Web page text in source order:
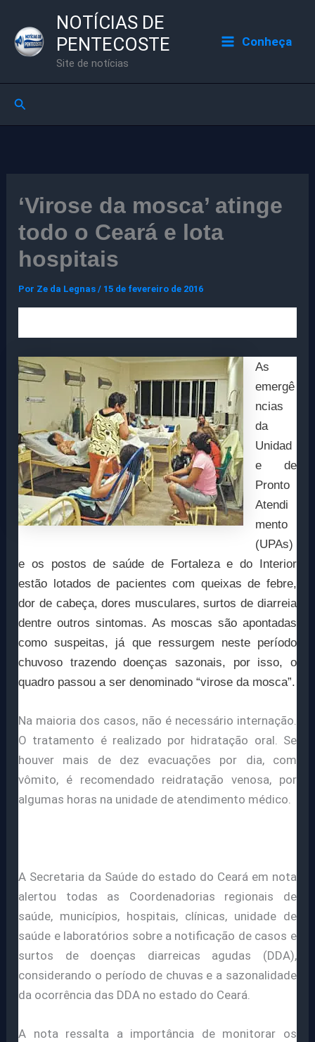
para
NOTÍCIAS DE
PENTECOSTE
Site de notícias
Conheça
Pesquisar
‘Virose da mosca’ atinge
todo o Ceará e lota
hospitais
Por Ze da Legnas/ 15 de fevereiro de 2016
As
emergê
ncias
da
Unidad
e de
Pronto
Atendi
mento
(UPAs)
e os postos de saúde de Fortaleza e do Interior
estão lotados de pacientes com queixas de febre,
dor de cabeça, dores musculares, surtos de diarreia
dentre outros sintomas. As moscas são apontadas
como suspeitas, já que ressurgem neste período
chuvoso trazendo doenças sazonais, por isso, o
quadro passou a ser denominado “virose da mosca”.
Na maioria dos casos, não é necessário internação.
O tratamento é realizado por hidratação oral. Se
houver mais de dez evacuações por dia, com
vômito, é recomendado reidratação venosa, por
algumas horas na unidade de atendimento médico.
A Secretaria da Saúde do estado do Ceará em nota
alertou todas as Coordenadorias regionais de
saúde, municípios, hospitais, clínicas, unidade de
saúde e laboratórios sobre a notificação de casos e
surtos de doenças diarreicas agudas (DDA),
considerando o período de chuvas e a sazonalidade
da ocorrência das DDA no estado do Ceará.
A nota ressalta a importância de monitorar os